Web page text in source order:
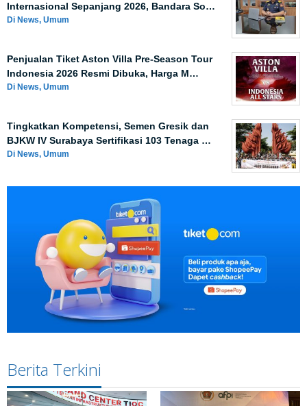
Internasional Sepanjang 2026, Bandara So…
Di News, Umum
Penjualan Tiket Aston Villa Pre-Season Tour
Indonesia 2026 Resmi Dibuka, Harga M…
Di News, Umum
Tingkatkan Kompetensi, Semen Gresik dan
BJKW IV Surabaya Sertifikasi 103 Tenaga …
Di News, Umum
Berita Terkini